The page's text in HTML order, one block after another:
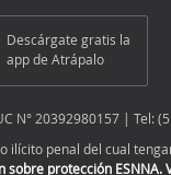
Descárgate gratis la
app de Atrápalo
N° 20392980157 | Tel:
penal del cual
sobre protección ESNNA.